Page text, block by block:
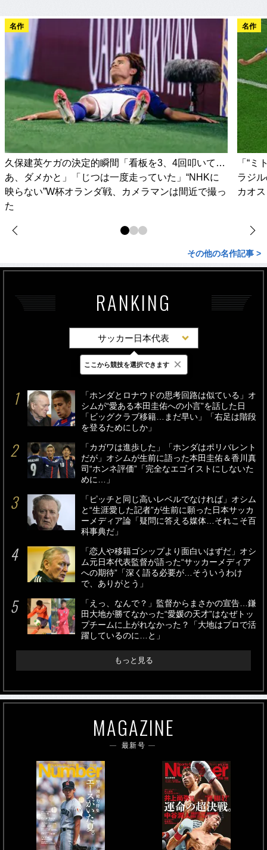
名作
久保建英ケガの決定的瞬間「看板を3、4回叩いて…
あ、ダメかと」「じつは一度走っていた」“NHKに
映らない”W杯オランダ戦、カメラマンは間近で撮っ
た
名作
「“
ラジ
カオ
その他の名作記事 >
RANKING
サッカー日本代表
最新 24時間 週間
「ホンダとロナウドの思考回路は似ている」オ
シムが“愛ある本田圭佑への小言”を話した日
「ビッグクラブ移籍…まだ早い」「右足は階段
を登るためにしか」
「カガワは進歩した」「ホンダはポリバレント
だが」オシムが生前に語った本田圭佑＆香川真
司“ホンネ評価”「完全なエゴイストにしないた
めに…」
「ピッチと同じ高いレベルでなければ」オシム
と“生涯愛した記者”が生前に願った日本サッカ
ーメディア論「疑問に答える媒体…それこそ百
科事典だ」
「恋人や移籍ゴシップより面白いはずだ」オシ
ム元日本代表監督が語った“サッカーメディア
への期待”「深く語る必要が…そういうわけ
で、ありがとう」
「えっ、なんで？」監督からまさかの宣告…鎌
田大地が勝てなかった“愛媛の天才”はなぜトッ
プチームに上がれなかった？「大地はプロで活
躍しているのに…と」
もっと見る
MAGAZINE
最新号
ここから競技を選択できます ×